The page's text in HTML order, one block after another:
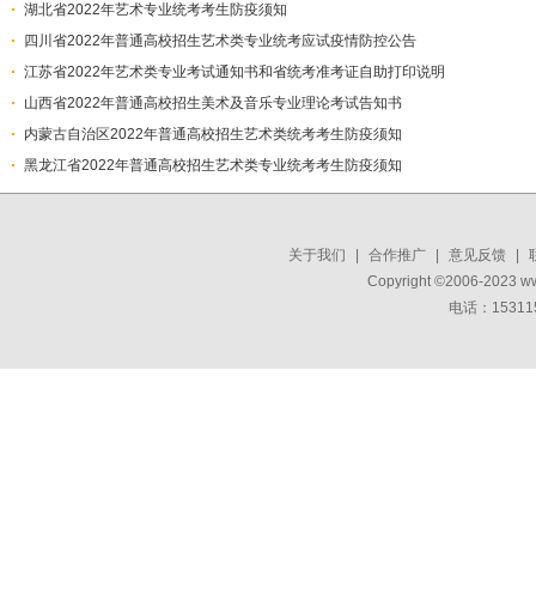
湖北省2022年艺术专业统考考生防疫须知
四川省2022年普通高校招生艺术类专业统考应试疫情防控公告
​江苏省2022年艺术类专业考试通知书和省统考准考证自助打印说明
山西省2022年普通高校招生美术及音乐专业理论考试告知书
内蒙古自治区2022年普通高校招生艺术类统考考生防疫须知
黑龙江省2022年普通高校招生艺术类专业统考考生防疫须知
关于我们 合作推广 意见反馈
Copyright ©2006-2023
电话：